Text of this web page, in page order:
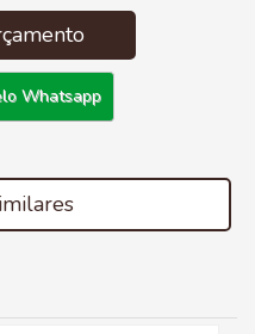
Whatsapp